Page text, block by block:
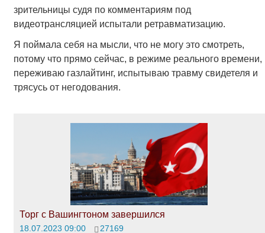
зрительницы судя по комментариям под
видеотрансляцией испытали ретравматизацию.
Я поймала себя на мысли, что не могу это смотреть,
потому что прямо сейчас, в режиме реального времени,
переживаю газлайтинг, испытываю травму свидетеля и
трясусь от негодования.
Торг с Вашингтоном завершился
18.07.2023 09:00 27169